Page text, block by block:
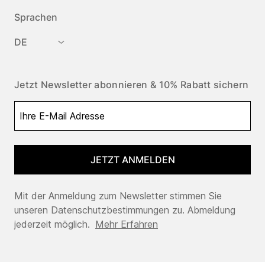
Sprachen
DE
Jetzt Newsletter abonnieren & 10% Rabatt sichern
JETZT ANMELDEN
Mit der Anmeldung zum Newsletter stimmen Sie
unseren Datenschutzbestimmungen zu. Abmeldung
jederzeit möglich. Mehr Erfahren